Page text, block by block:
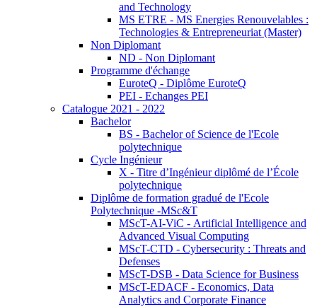
and Technology
MS ETRE - MS Energies Renouvelables :
Technologies & Entrepreneuriat (Master)
Non Diplomant
ND - Non Diplomant
Programme d'échange
EuroteQ - Diplôme EuroteQ
PEI - Echanges PEI
Catalogue 2021 - 2022
Bachelor
BS - Bachelor of Science de l'Ecole
polytechnique
Cycle Ingénieur
X - Titre d’Ingénieur diplômé de l’École
polytechnique
Diplôme de formation gradué de l'Ecole
Polytechnique -MSc&T
MScT-AI-ViC - Artificial Intelligence and
Advanced Visual Computing
MScT-CTD - Cybersecurity : Threats and
Defenses
MScT-DSB - Data Science for Business
MScT-EDACF - Economics, Data
Analytics and Corporate Finance